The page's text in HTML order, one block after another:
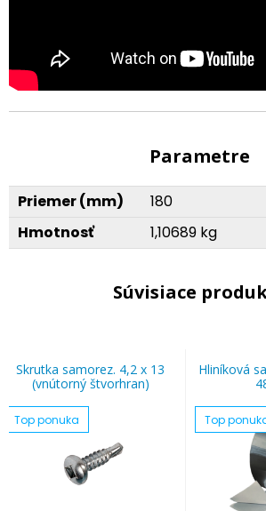
Parametre
Priemer (mm)
180
Hmotnosť
1,10689 kg
Súvisiace
Skrutka samorez. 4,2 x 13
(vnútorný štvorhran)
Top ponuka
Hliníková
Top